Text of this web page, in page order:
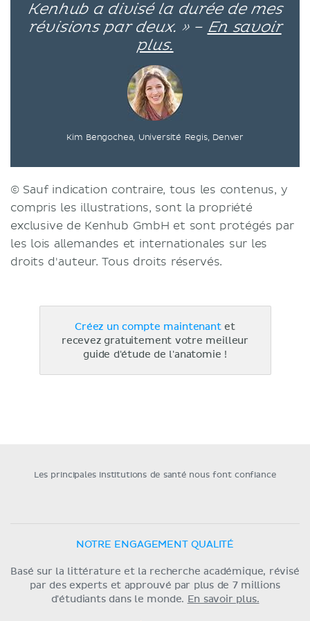
Kenhub a divisé la durée de mes
révisions par deux. » – En savoir
plus.
Kim Bengochea, Université Regis, Denver
© Sauf indication contraire, tous les contenus, y
compris les illustrations, sont la propriété
exclusive de Kenhub GmbH et sont protégés par
les lois allemandes et internationales sur les
droits d'auteur. Tous droits réservés.
Créez un compte maintenantet
recevez gratuitement votre meilleur
guide d'étude de l'anatomie !
Les principales institutions de santé nous font confiance
NOTRE ENGAGEMENT QUALITÉ
Basé sur la littérature et la recherche académique, révisé
par des experts et approuvé par plus de 7 millions
d'étudiants dans le monde. En savoir plus.